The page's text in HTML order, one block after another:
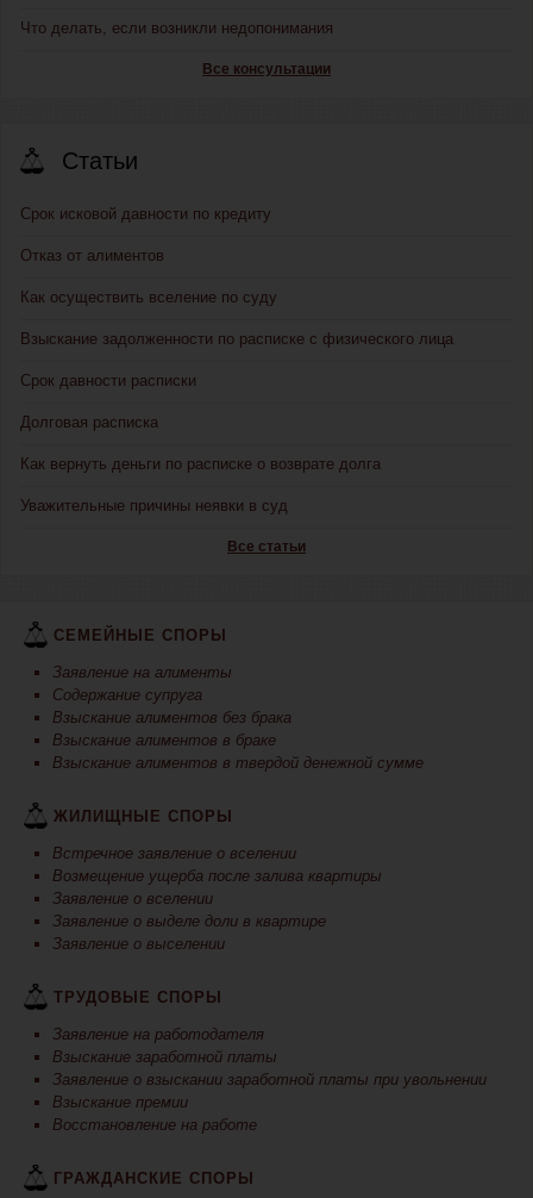
Что делать, если возникли недопонимания
Все консультации
Статьи
Срок исковой давности по кредиту
Отказ от алиментов
Как осуществить вселение по суду
Взыскание задолженности по расписке с физического лица
Срок давности расписки
Долговая расписка
Как вернуть деньги по расписке о возврате долга
Уважительные причины неявки в суд
Все статьи
СЕМЕЙНЫЕ СПОРЫ
Заявление на алименты
Содержание супруга
Взыскание алиментов без брака
Взыскание алиментов в браке
Взыскание алиментов в твердой денежной сумме
ЖИЛИЩНЫЕ СПОРЫ
Встречное заявление о вселении
Возмещение ущерба после залива квартиры
Заявление о вселении
Заявление о выделе доли в квартире
Заявление о выселении
ТРУДОВЫЕ СПОРЫ
Заявление на работодателя
Взыскание заработной платы
Заявление о взыскании заработной платы при увольнении
Взыскание премии
Восстановление на работе
ГРАЖДАНСКИЕ СПОРЫ